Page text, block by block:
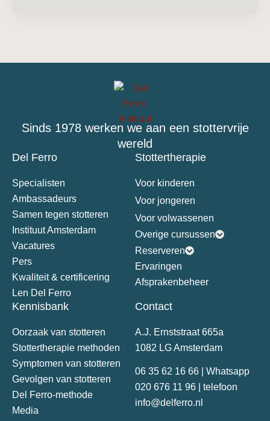
Sinds 1978 werken we aan een stottervrije
wereld
Del Ferro
Specialisten
Ambassadeurs
Samen tegen stotteren
Instituut Amsterdam
Vacatures
Pers
Kwaliteit & certificering
Len Del Ferro
Stottertherapie
Voor kinderen
Voor jongeren
Voor volwassenen
Overige cursussen
Reserveren
Ervaringen
Afsprakenbeheer
Kennisbank
Oorzaak van stotteren
Stottertherapie methoden
Symptomen van stotteren
Gevolgen van stotteren
Del Ferro-methode
Media
Contact
A.J. Ernststraat 665a
1082 LG Amsterdam
06 35 62 16 66 | Whatsapp
020 676 11 96 | telefoon
info@delferro.nl